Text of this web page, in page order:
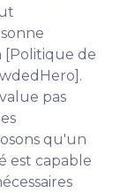
[Politique de
pas
qu'un
est capable